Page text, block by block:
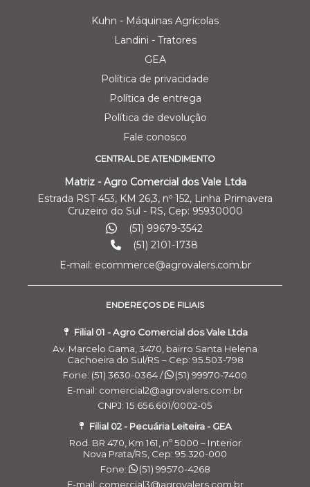
Kuhn - Máquinas Agrícolas
Landini - Tratores
GEA
Política de privacidade
Política de entrega
Política de devolução
Fale conosco
CENTRAL DE ATENDIMENTO
Matriz - Agro Comercial dos Vale Ltda
Estrada RST 453, KM 26,3, nº 152, Linha Primavera
Cruzeiro do Sul - RS, Cep: 95930000
(51) 99679-3542
(51) 2101-1738
E-mail: ecommerce@agrovalers.com.br
ENDEREÇOS DE FILIAIS
Filial 01 - Agro Comercial dos Vale Ltda
Av. Marcelo Gama, 3470, bairro Santa Helena
Cachoeira do Sul/RS – Cep: 95.503-798
Fone: (51) 3630-0364 /
(51) 99970-7400
E-mail: comercial2@agrovalers.com.br
CNPJ: 15.656.601/0002-05
Filial 02 - Pecuária Leiteira - GEA
Rod. BR 470, Km 161, nº 5000 – Interior
Nova Prata/RS, Cep: 95.320-000
Fone:
(51) 99570-4268
E-mail: comercial3@agrovalers.com.br